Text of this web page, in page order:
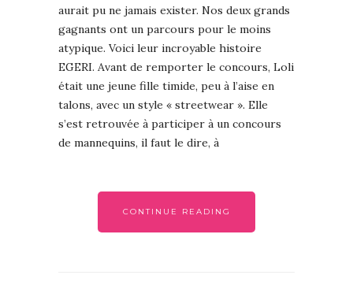
aurait pu ne jamais exister. Nos deux grands
gagnants ont un parcours pour le moins
atypique. Voici leur incroyable histoire
EGERI. Avant de remporter le concours, Loli
était une jeune fille timide, peu à l’aise en
talons, avec un style « streetwear ». Elle
s’est retrouvée à participer à un concours
de mannequins, il faut le dire, à
CONTINUE READING